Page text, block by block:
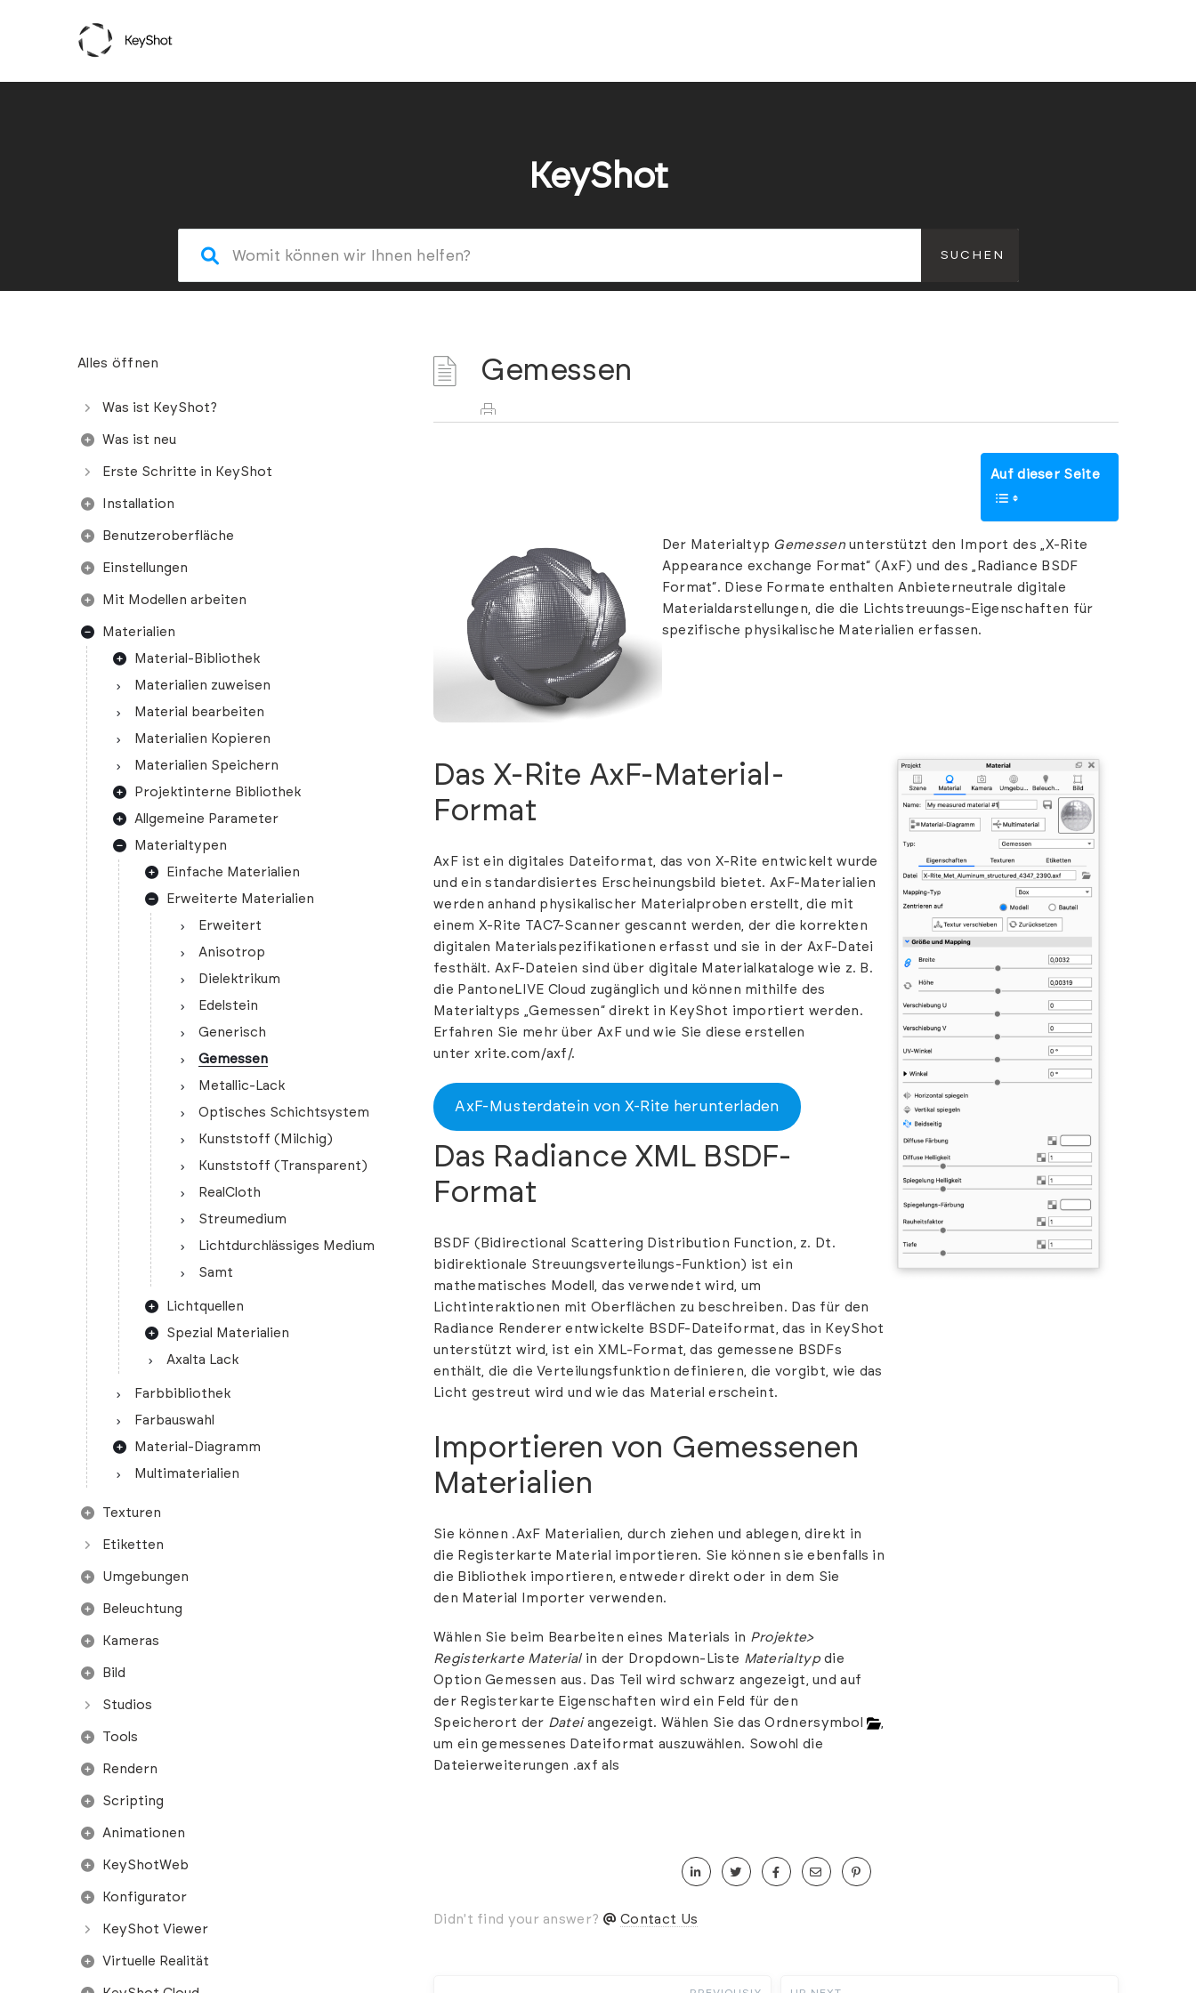
KeyShot
Alles öffnen
Was ist KeyShot?
Was ist neu
Erste Schritte in KeyShot
Installation
Benutzeroberfläche
Einstellungen
Mit Modellen arbeiten
Materialien
Material-Bibliothek
Materialien zuweisen
Material bearbeiten
Materialien Kopieren
Materialien Speichern
Projektinterne Bibliothek
Allgemeine Parameter
Materialtypen
Einfache Materialien
Erweiterte Materialien
Erweitert
Anisotrop
Dielektrikum
Edelstein
Generisch
Gemessen
Metallic-Lack
Optisches Schichtsystem
Kunststoff (Milchig)
Kunststoff (Transparent)
RealCloth
Streumedium
Lichtdurchlässiges Medium
Samt
Lichtquellen
Spezial Materialien
Axalta Lack
Farbbibliothek
Farbauswahl
Material-Diagramm
Multimaterialien
Texturen
Etiketten
Umgebungen
Beleuchtung
Kameras
Bild
Studios
Tools
Rendern
Scripting
Animationen
KeyShotWeb
Konfigurator
KeyShot Viewer
Virtuelle Realität
Gemessen
Auf dieser Seite
Der Materialtyp Gemessenunterstützt den Import des „X-Rite
Appearance exchange Format“ (AxF) und des „Radiance BSDF
Format“. Diese Formate enthalten Anbieterneutrale digitale
Materialdarstellungen, die die Lichtstreuungs-Eigenschaften für
spezifische physikalische Materialien erfassen.
Das X-Rite AxF-Material-
Format
AxF ist ein digitales Dateiformat, das von X-Rite entwickelt wurde
und ein standardisiertes Erscheinungsbild bietet. AxF-Materialien
werden anhand physikalischer Materialproben erstellt, die mit
einem X-Rite TAC7-Scanner gescannt werden, der die korrekten
digitalen Materialspezifikationen erfasst und sie in der AxF-Datei
festhält. AxF-Dateien sind über digitale Materialkataloge wie z. B.
die PantoneLIVE Cloud zugänglich und können mithilfe des
Materialtyps „Gemessen“ direkt in KeyShot importiert werden.
Erfahren Sie mehr über AxF und wie Sie diese erstellen
unter xrite.com/axf/.
AxF-Musterdatein von X-Rite herunterladen
Das Radiance XML BSDF-
Format
BSDF (Bidirectional Scattering Distribution Function, z. Dt.
bidirektionale Streuungsverteilungs-Funktion) ist ein
mathematisches Modell, das verwendet wird, um
Lichtinteraktionen mit Oberflächen zu beschreiben. Das für den
Radiance Renderer entwickelte BSDF-Dateiformat, das in KeyShot
unterstützt wird, ist ein XML-Format, das gemessene BSDFs
enthält, die die Verteilungsfunktion definieren, die vorgibt, wie das
Licht gestreut wird und wie das Material erscheint.
Importieren von Gemessenen
Materialien
Sie können .AxF Materialien, durch ziehen und ablegen, direkt in
die Registerkarte Material importieren. Sie können sie ebenfalls in
die Bibliothek importieren, entweder direkt oder in dem Sie
den Material Importer verwenden.
Wählen Sie beim Bearbeiten eines Materials in Projekte>
Registerkarte Materialin der Dropdown-Liste Materialtypdie
Option Gemessen aus. Das Teil wird schwarz angezeigt, und auf
der Registerkarte Eigenschaften wird ein Feld für den
Speicherort der Dateiangezeigt. Wählen Sie das Ordnersymbol
um ein gemessenes Dateiformat auszuwählen. Sowohl die
Dateierweiterungen .axf als
Didn't find your answer? Contact Us